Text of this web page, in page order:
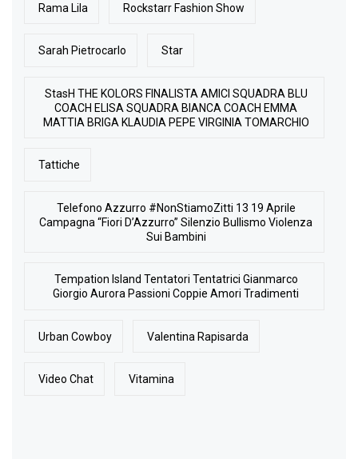
Rama Lila Rockstarr Fashion Show
Sarah Pietrocarlo Star
StasH THE KOLORS FINALISTA AMICI SQUADRA BLU
COACH ELISA SQUADRA BIANCA COACH EMMA
MATTIA BRIGA KLAUDIA PEPE VIRGINIA TOMARCHIO
Tattiche
Telefono Azzurro #NonStiamoZitti 13 19 Aprile
Campagna “Fiori D’Azzurro” Silenzio Bullismo Violenza
Sui Bambini
Tempation Island Tentatori Tentatrici Gianmarco
Giorgio Aurora Passioni Coppie Amori Tradimenti
Urban Cowboy Valentina Rapisarda
Video Chat Vitamina